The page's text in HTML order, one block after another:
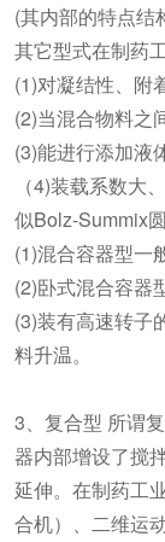
(其内部的特点结
其它型式在制药
(1)对凝结性、附
(2)当混合物料之
(3)能进行添加液
（4)装载系数大
似Bolz-Summix
(1)混合容器型一
(2)卧式混合容器
(3)装有高速转子
料升温。
3、复合型 所谓
器内部增设了搅
延伸。在制药工
合机）、二维运